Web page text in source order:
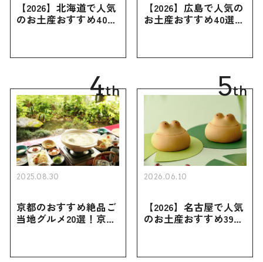
【2026】北海道で人気
のお土産おすすめ40選
買えない限定品、女性
【2026】広島で人気の
お土産おすすめ40選｜
き用、女性向けまで幅
4th
2025.08.30
京都のおすすめ絶品ご
当地グルメ20選！京都
5th
2026.06.10
【2026】名古屋で人気
のお土産おすすめ39選
お土産・ばらまき用ま